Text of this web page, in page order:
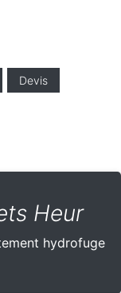
Devis
Heur
hydrofuge